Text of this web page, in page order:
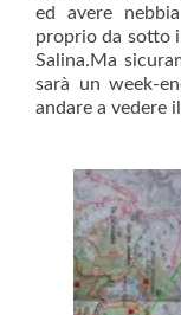
ed avere
proprio da sotto
Salina.Ma
sarà un week-
andare a vedere